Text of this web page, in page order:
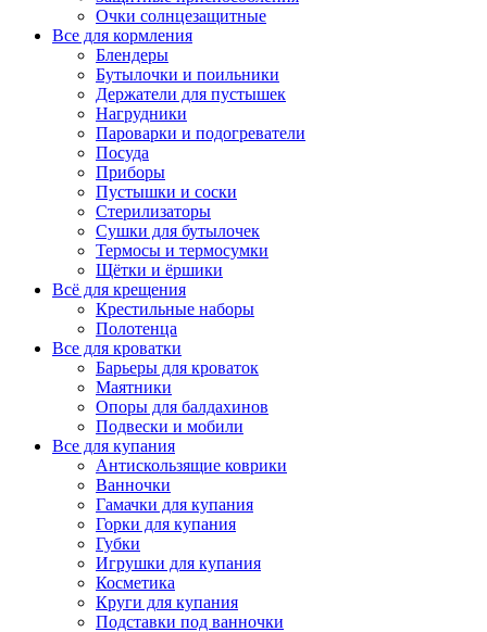
Очки солнцезащитные
Все для кормления
Блендеры
Бутылочки и поильники
Держатели для пустышек
Нагрудники
Пароварки и подогреватели
Посуда
Приборы
Пустышки и соски
Стерилизаторы
Сушки для бутылочек
Термосы и термосумки
Щётки и ёршики
Всё для крещения
Крестильные наборы
Полотенца
Все для кроватки
Барьеры для кроваток
Маятники
Опоры для балдахинов
Подвески и мобили
Все для купания
Антискользящие коврики
Ванночки
Гамачки для купания
Горки для купания
Губки
Игрушки для купания
Косметика
Круги для купания
Подставки под ванночки